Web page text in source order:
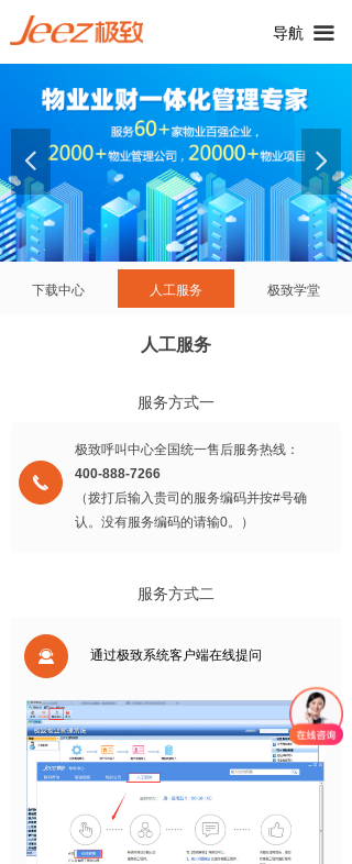
导航 끀
넳 넲
极致呼叫中心全国统一售后服务热线：
400-888-7266
（拨打后输入贵司的服务编码并按#号确
认。没有服务编码的请输0。）
끅
服务方式一
通过极致系统客户端在线提问
끤
服务方式二
人工服务
下载中心 人工服务 极致学堂